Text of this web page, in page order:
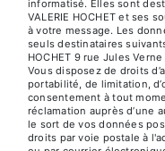
informatisé. Elles sont
VALERIE HOCHET et ses
à votre message. Les
seuls destinataires
HOCHET 9 rue Jules
Vous disposez de droits
portabilité, de limitation,
consentement à tout
réclamation auprès d’une
le sort de vos données
droits par voie postale à